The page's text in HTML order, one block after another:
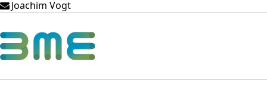
Joachim Vogt